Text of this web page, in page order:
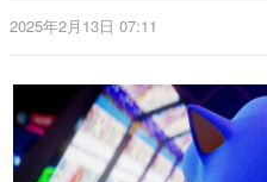
なんでゲームは
ゲーム開発者・
具体的な形から解き
ゲームが変えた
「経験値」「裏技」
の起源や用法の変遷
イニーP氏が徹底調査
2025年2月13日 07:11